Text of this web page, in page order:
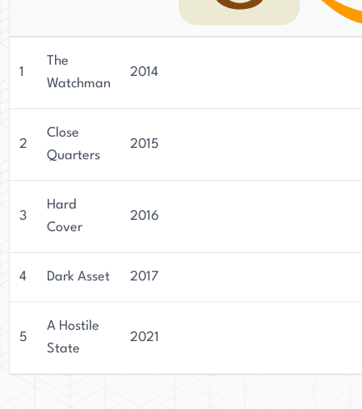
1
The
Watchman
2014
2
Close
Quarters
2015
3
Hard
Cover
2016
4 Dark Asset 2017
5
A Hostile
State
2021